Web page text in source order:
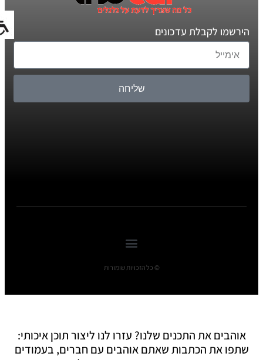
הירשמו לקבלת עדכונים
שליחה
© כל הזכויות שומורות
אוהבים את התכנים שלנו? עזרו לנו ליצור תוכן איכותי:
שתפו את הכתבות שאתם אוהבים עם חברים, בעמודים